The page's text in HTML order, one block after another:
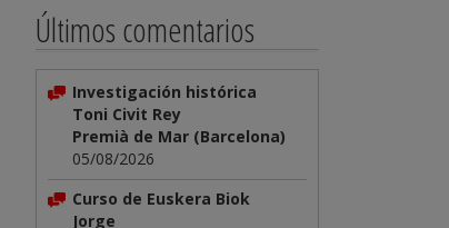
Últimos comentarios
Investigación histórica
Toni Civit Rey
Premià de Mar (Barcelona)
05/08/2026
Curso de Euskera Biok
Jorge